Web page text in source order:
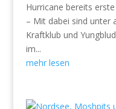
Hurricane bereits
– Mit dabei sind unter
Kraftklub und
im...
mehr lesen